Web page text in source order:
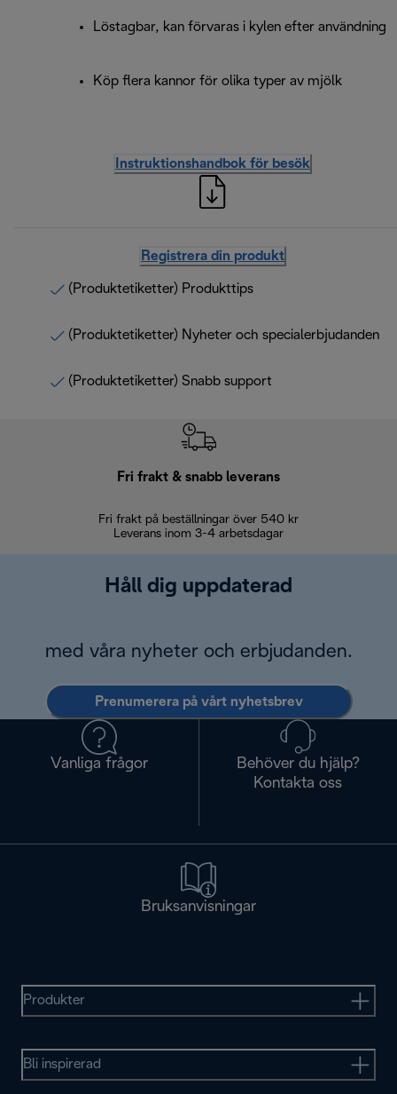
Löstagbar, kan förvaras i kylen efter användning
Köp flera kannor för olika typer av mjölk
Instruktionshandbok för besök
Registrera din produkt
(Produktetiketter) Produkttips
(Produktetiketter) Nyheter och specialerbjudanden
(Produktetiketter) Snabb support
Fri frakt & snabb leverans
Fri frakt på beställningar över 540 kr
Leverans inom 3-4 arbetsdagar
Håll dig uppdaterad
med våra nyheter och erbjudanden.
Prenumerera på vårt nyhetsbrev
Vanliga frågor
Behöver du hjälp?
Kontakta oss
Bruksanvisningar
Produkter
Bli inspirerad